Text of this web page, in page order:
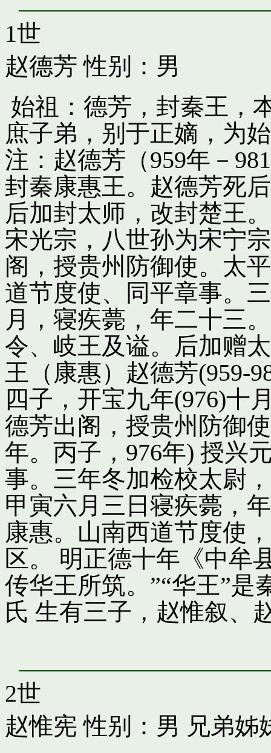
1世
赵德芳 性别：男
始祖：德芳，封秦王，
庶子弟，别于正嫡，为
注：赵德芳（959年－
封秦康惠王。赵德芳死
后加封太师，改封楚王
宋光宗，八世孙为宋宁
阁，授贵州防御使。太
道节度使、同平章事。
月，寝疾薨，年二十三
令、岐王及谥。后加赠
王（康惠）赵德芳(959-
四子，开宝九年(976)十
德芳出阁，授贵州防御
年。丙子，976年) 授兴
事。三年冬加检校太尉
甲寅六月三日寝疾薨，
康惠。山南西道节度使
区。 明正德十年《中牟
传华王所筑。”“华王”是
氏 生有三子，赵惟叙、
2世
赵惟宪 性别：男 兄弟姊